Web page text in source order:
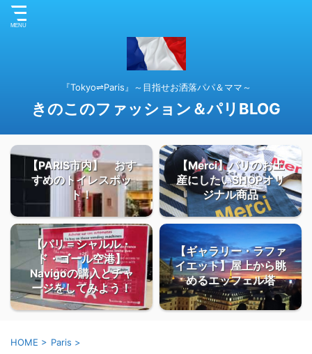
『Tokyo⇌Paris』～目指せお洒落パパ＆ママ～
きのこのファッション＆パリBLOG
【PARIS市内】 おす
すめのトイレスポッ
ト！
【Merci】パリのお土
産にしたいSHOPオリ
ジナル商品
【パリ＝シャルル・
ド・ゴール空港】
Navigoの購入とチャ
ージをしてみよう！
【ギャラリー・ラファ
イエット】屋上から眺
めるエッフェル塔
HOME > Paris >